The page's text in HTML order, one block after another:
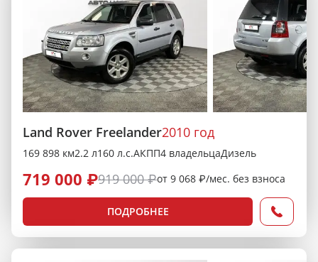
Land Rover Freelander2010 год
169 898 км2.2 л160 л.с.АКПП4 владельцаДизель
719 000 ₽919 000 ₽от 9 068 ₽/мес. без взноса
ПОДРОБНЕЕ